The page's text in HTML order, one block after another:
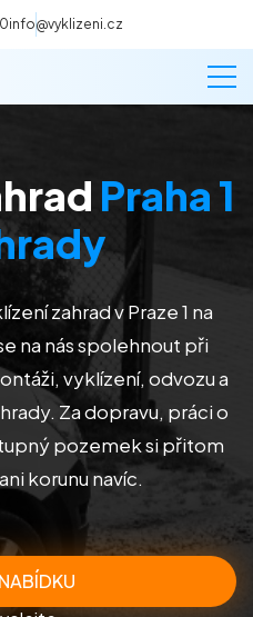
info@vyklizeni.cz
prodej
Praha 1
zahrad v Praze 1 na
na nás spolehnout při
vyklízení, odvozu a
Za dopravu, práci o
pozemek si přitom
korunu navíc.